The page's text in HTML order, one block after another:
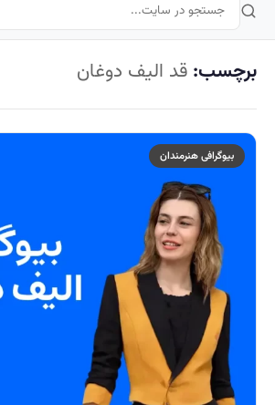
برچسب: قد الیف دوغان
بیوگرافی هنرمندان